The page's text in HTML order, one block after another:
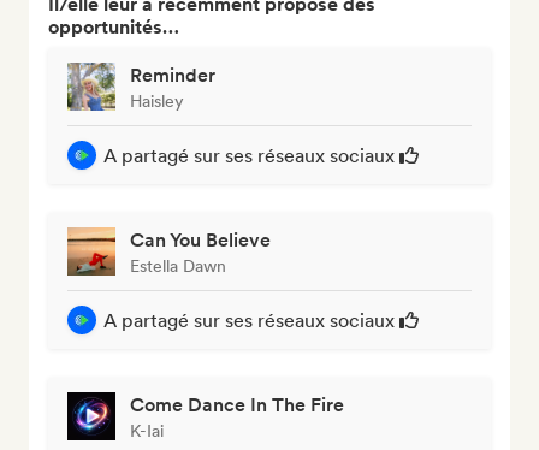
opportunités…
Reminder
Haisley
A partagé sur ses réseaux sociaux
Can You Believe
Estella Dawn
A partagé sur ses réseaux sociaux
Come Dance In The Fire
K-Iai